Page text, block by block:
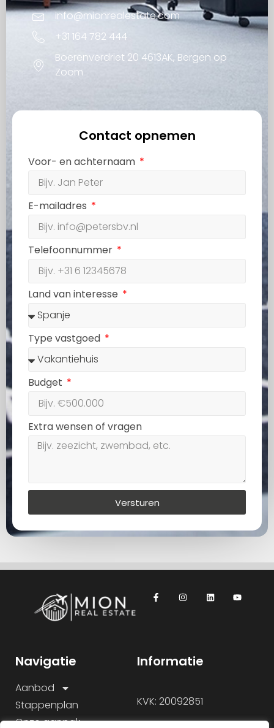
info@mionrealestate.com
+31 164 782 444
Boerenverdriet 20 4613AK, Bergen op
Zoom
Contact opnemen
Voor- en achternaam
E-mailadres
Telefoonnummer
Land van interesse
Type vastgoed
Budget
Extra wensen of vragen
Versturen
Navigatie
Aanbod
Stappenplan
Onze aanpak
Informatie
KVK: 20092851